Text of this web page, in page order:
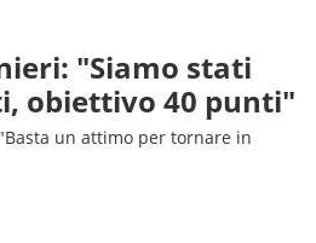
"Siamo stati
obiettivo 40 punti"
un attimo per tornare in